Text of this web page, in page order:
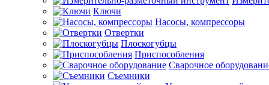
Ключи
Насосы, компрессоры
Отвертки
Плоскогубцы
Приспособления
Сварочное
Съемники